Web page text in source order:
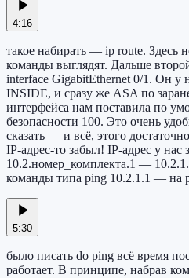
4:16
такое набирать — ip route. Здесь
команды выглядят. Дальше
interface GigabitEthernet 0/1. Он у
INSIDE, и сразу же ASA по
интерфейса нам поставила по
безопасности 100. Это очень
сказать — и всё, этого
IP-адрес-то забыл! IP-адрес у нас
10.2.номер_комплекта.1 —
команды типа ping 10.2.1.1 — на
5:30
было писать do ping всё время
работает. В принципе, набрав